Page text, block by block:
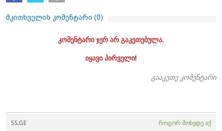
მკითხველის კომენტარი (0)
კომენტარი ჯერ არ გაკეთებულა.
იყავი პირველი!
გააკეთე კომენტარი
SS.GE როგორ მოხვდე აქ